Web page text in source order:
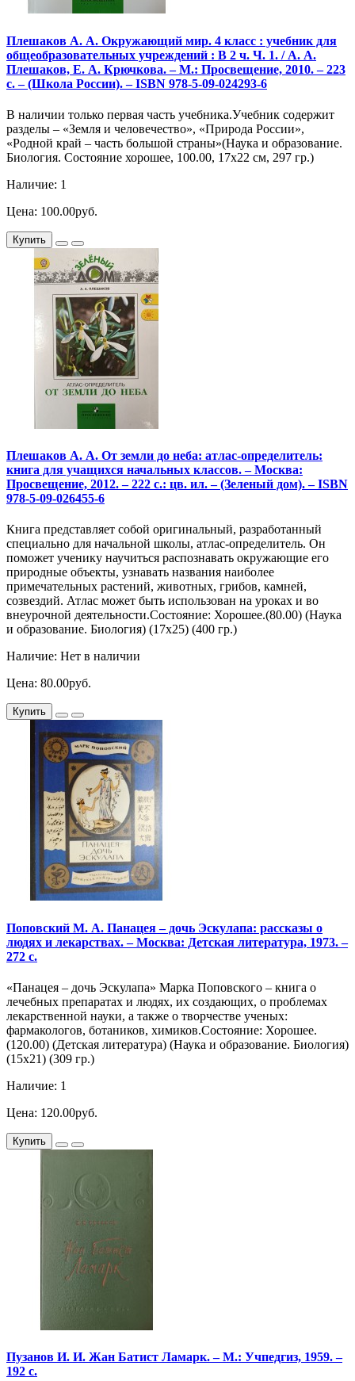
Плешаков А. А. Окружающий мир. 4 класс : учебник для
общеобразовательных учреждений : В 2 ч. Ч. 1. / А. А.
Плешаков, Е. А. Крючкова. – М.: Просвещение, 2010. – 223
с. – (Школа России). – ISBN 978-5-09-024293-6
В наличии только первая часть учебника.Учебник содержит
разделы – «Земля и человечество», «Природа России»,
«Родной край – часть большой страны»(Наука и образование.
Биология. Состояние хорошее, 100.00, 17х22 см, 297 гр.)
Наличие: 1
Цена: 100.00руб.
Купить
Плешаков А. А. От земли до неба: атлас-определитель:
книга для учащихся начальных классов. – Москва:
Просвещение, 2012. – 222 с.: цв. ил. – (Зеленый дом). – ISBN
978-5-09-026455-6
Книга представляет собой оригинальный, разработанный
специально для начальной школы, атлас-определитель. Он
поможет ученику научиться распознавать окружающие его
природные объекты, узнавать названия наиболее
примечательных растений, животных, грибов, камней,
созвездий. Атлас может быть использован на уроках и во
внеурочной деятельности.Состояние: Хорошее.(80.00) (Наука
и образование. Биология) (17х25) (400 гр.)
Наличие: Нет в наличии
Цена: 80.00руб.
Купить
Поповский М. А. Панацея – дочь Эскулапа: рассказы о
людях и лекарствах. – Москва: Детская литература, 1973. –
272 с.
«Панацея – дочь Эскулапа» Марка Поповского – книга о
лечебных препаратах и людях, их создающих, о проблемах
лекарственной науки, а также о творчестве ученых:
фармакологов, ботаников, химиков.Состояние: Хорошее.
(120.00) (Детская литература) (Наука и образование. Биология)
(15х21) (309 гр.)
Наличие: 1
Цена: 120.00руб.
Купить
Пузанов И. И. Жан Батист Ламарк. – М.: Учпедгиз, 1959. –
192 с.